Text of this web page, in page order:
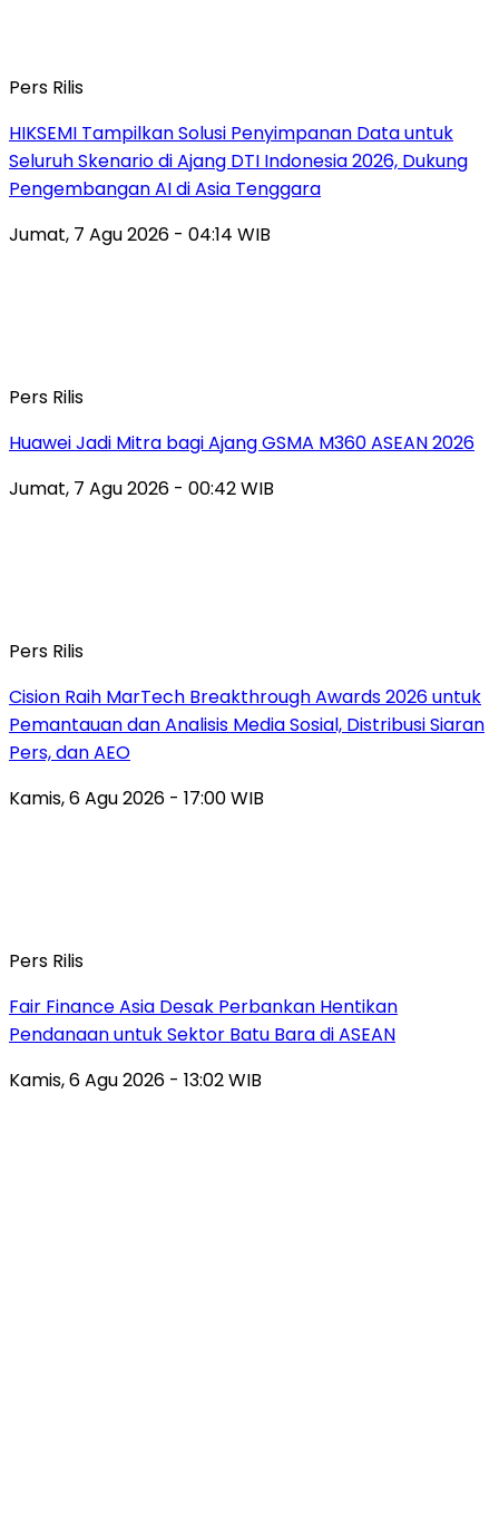
Pers Rilis
HIKSEMI Tampilkan Solusi Penyimpanan Data untuk
Seluruh Skenario di Ajang DTI Indonesia 2026, Dukung
Pengembangan AI di Asia Tenggara
Jumat, 7 Agu 2026 - 04:14 WIB
Pers Rilis
Huawei Jadi Mitra bagi Ajang GSMA M360 ASEAN 2026
Jumat, 7 Agu 2026 - 00:42 WIB
Pers Rilis
Cision Raih MarTech Breakthrough Awards 2026 untuk
Pemantauan dan Analisis Media Sosial, Distribusi Siaran
Pers, dan AEO
Kamis, 6 Agu 2026 - 17:00 WIB
Pers Rilis
Fair Finance Asia Desak Perbankan Hentikan
Pendanaan untuk Sektor Batu Bara di ASEAN
Kamis, 6 Agu 2026 - 13:02 WIB